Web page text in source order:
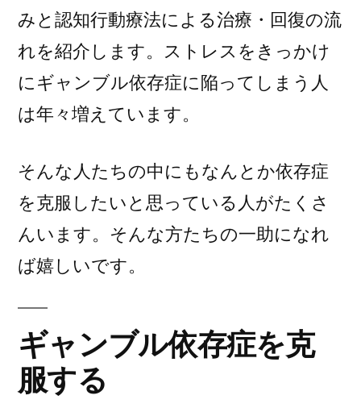
みと認知行動療法による治療・回復の流
れを紹介します。ストレスをきっかけ
にギャンブル依存症に陥ってしまう人
は年々増えています。
そんな人たちの中にもなんとか依存症
を克服したいと思っている人がたくさ
んいます。そんな方たちの一助になれ
ば嬉しいです。
ギャンブル依存症を克
服する